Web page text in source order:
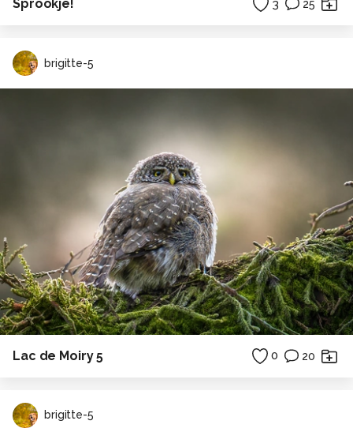
Sprookje! 3 25
brigitte-5
Lac de Moiry 5 0 20
brigitte-5